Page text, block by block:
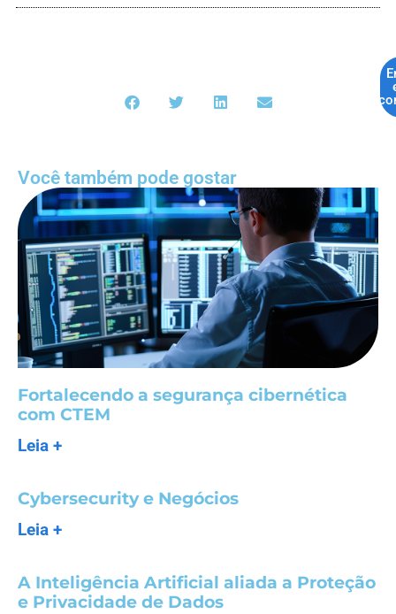
Você também pode gostar
Fortalecendo a segurança cibernética
com CTEM
Leia +
Cybersecurity e Negócios
Leia +
A Inteligência Artificial aliada a Proteção
e Privacidade de Dados